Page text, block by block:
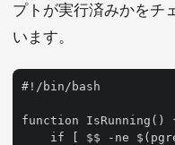
プトが実行済みかをチ
います。
#!/bin/bash
function IsRunning()
if [ $$ -ne